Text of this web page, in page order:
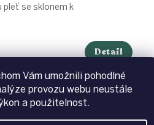
Vám umožnili pohodlné
provozu webu neustále
a použitelnost.
Detail
pleť se sklonem k